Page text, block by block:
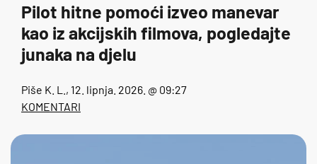
Pilot hitne pomoći izveo manevar
kao iz akcijskih filmova, pogledajte
junaka na djelu
Piše K. L. , 12. lipnja. 2026. @ 09:27
KOMENTARI